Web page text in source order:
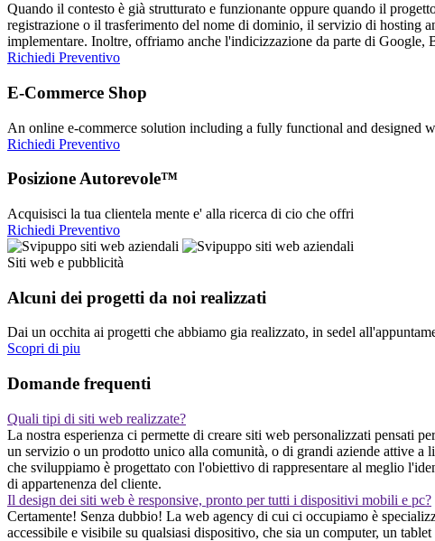
Quando il contesto è già strutturato e funzionante oppure quando il
registrazione o il trasferimento del nome di dominio, il servizio di hosting
implementare. Inoltre, offriamo anche l'indicizzazione da parte di
Richiedi Preventivo
E-Commerce Shop
An online e-commerce solution including a fully functional and designed
Richiedi Preventivo
Posizione Autorevole™
Acquisisci la tua clientela mente e' alla ricerca di cio che offri
Richiedi Preventivo
Siti web e pubblicità
Alcuni dei progetti da noi realizzati
Dai un occhita ai progetti che abbiamo gia realizzato, in sedel
Scopri di piu
Domande frequenti
Quali tipi di siti web realizzate?
La nostra esperienza ci permette di creare siti web personalizzati pensati
un servizio o un prodotto unico alla comunità, o di grandi aziende attive
che sviluppiamo è progettato con l'obiettivo di rappresentare al meglio
di appartenenza del cliente.
Il design dei siti web è responsive, pronto per tutti i dispositivi mobili e pc?
Certamente! Senza dubbio! La web agency di cui ci occupiamo è
accessibile e visibile su qualsiasi dispositivo, che sia un computer, un